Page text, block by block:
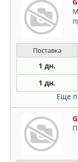
Поставка
1 дн.
1 дн.
Еще